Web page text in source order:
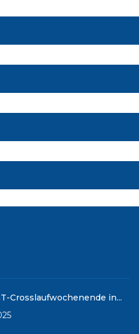
Crosslaufwochenende in...